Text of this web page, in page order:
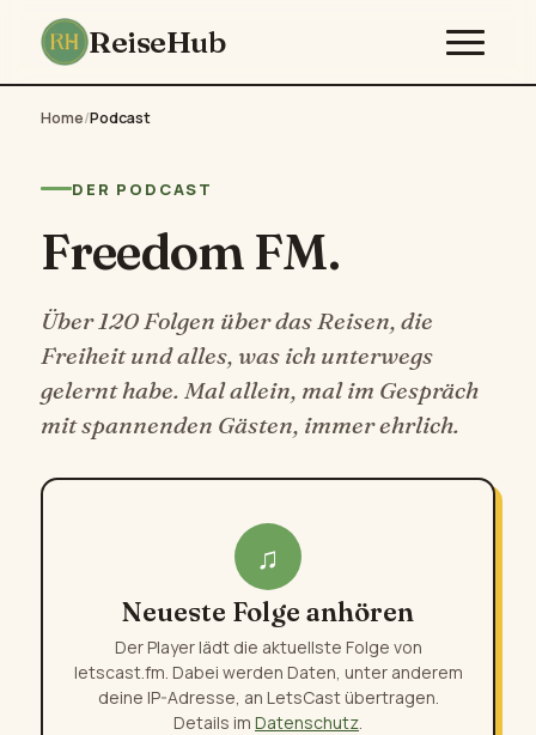
ReiseHub
Home/Podcast
DER PODCAST
Freedom FM.
Über 120 Folgen über das Reisen, die
Freiheit und alles, was ich unterwegs
gelernt habe. Mal allein, mal im Gespräch
mit spannenden Gästen, immer ehrlich.
♫
Neueste Folge anhören
Der Player lädt die aktuellste Folge von
letscast.fm. Dabei werden Daten, unter anderem
deine IP-Adresse, an LetsCast übertragen.
Details im Datenschutz